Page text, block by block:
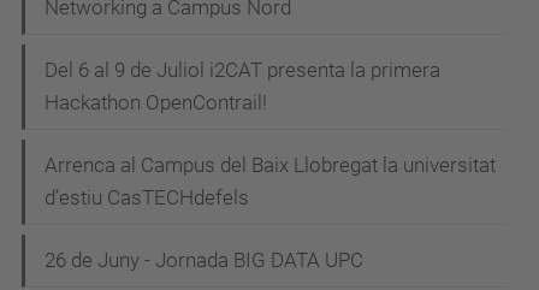
Networking a Campus Nord
Del 6 al 9 de Juliol i2CAT presenta la primera
Hackathon OpenContrail!
Arrenca al Campus del Baix Llobregat la universitat
d’estiu CasTECHdefels
26 de Juny - Jornada BIG DATA UPC